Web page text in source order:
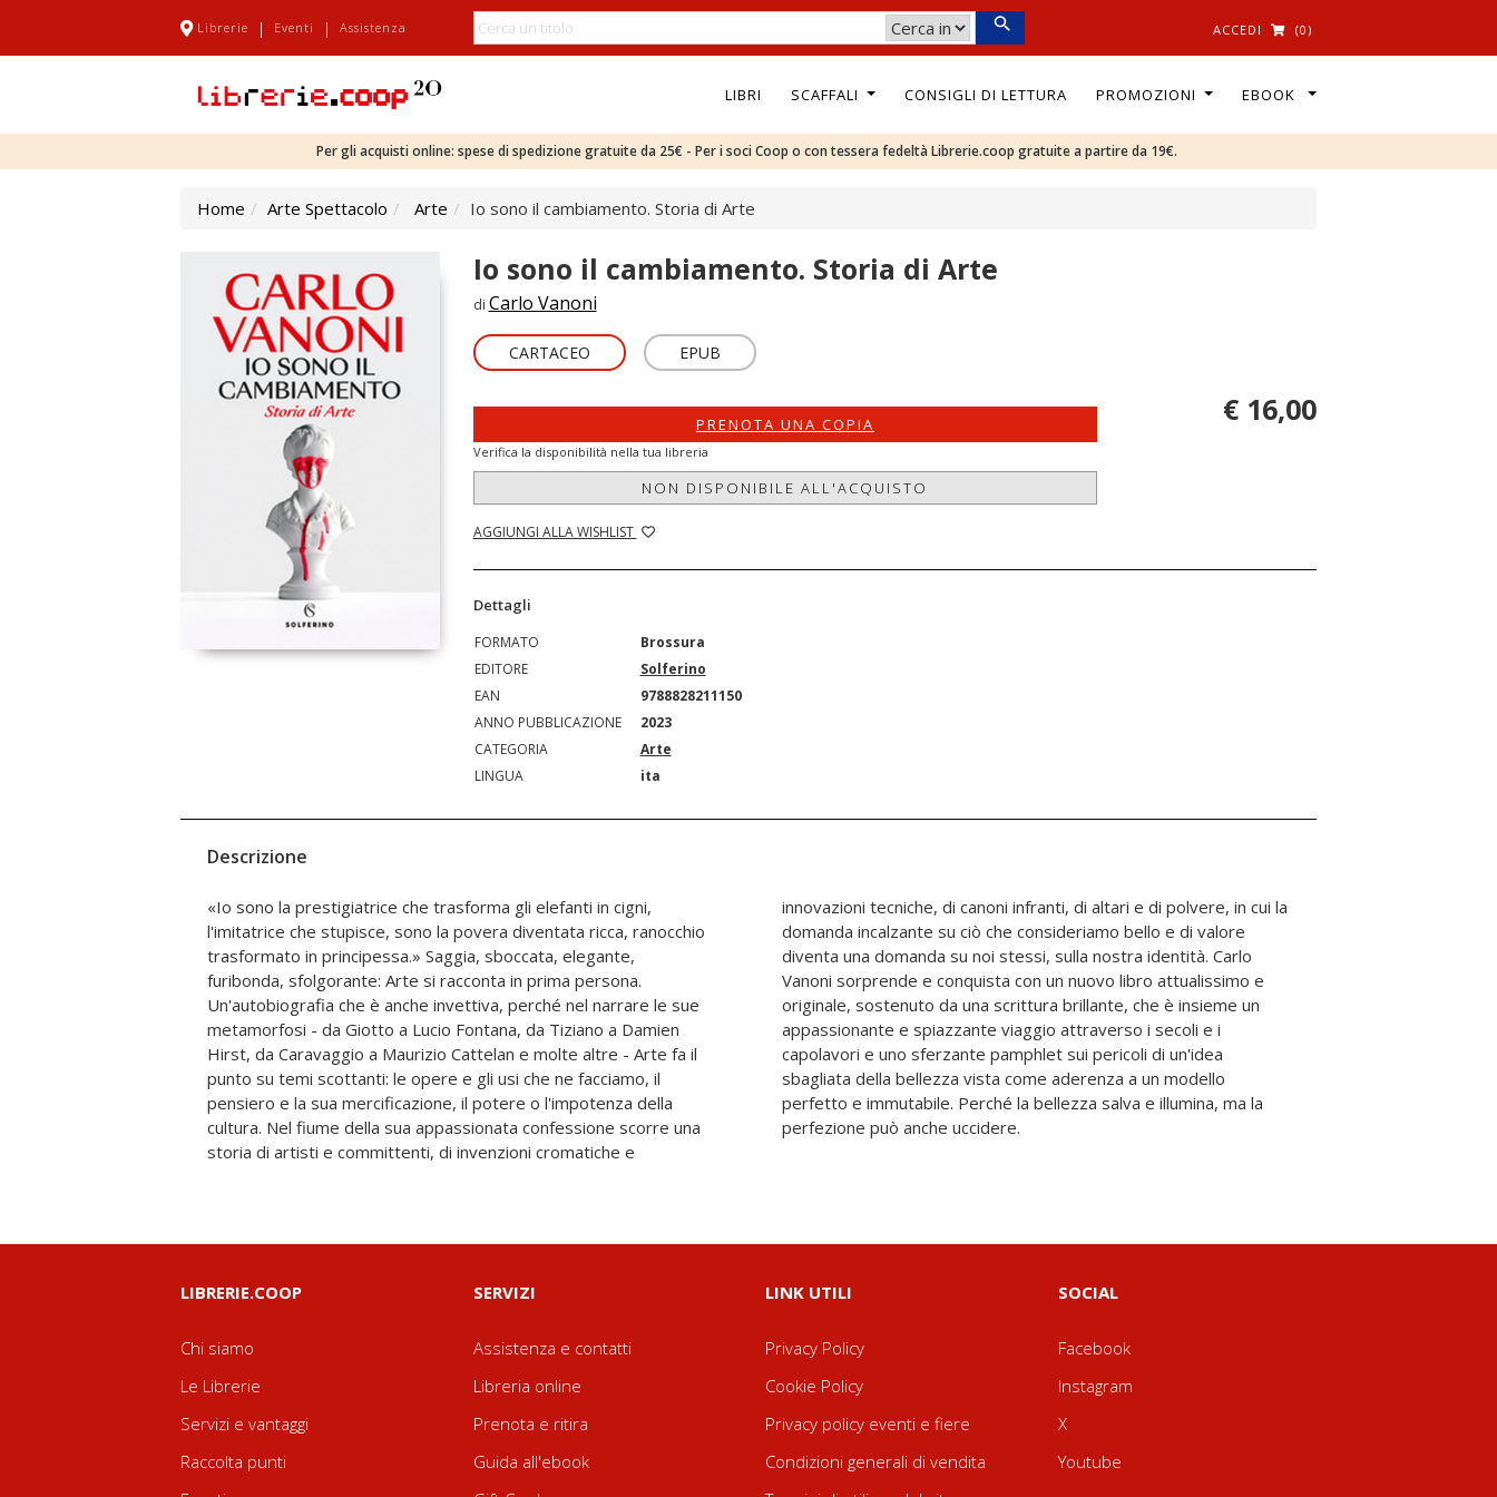
Librerie | Eventi | Assistenza ACCEDI (0)
LIBRI SCAFFALI CONSIGLI DI LETTURA PROMOZIONI EBOOK
Per gli acquisti online: spese di spedizione gratuite da 25€ - Per i soci Coop o con tessera fedeltà Librerie.coop gratuite a partire da 19€.
Home Arte Spettacolo Arte Io sono il cambiamento. Storia di Arte
Io sono il cambiamento. Storia di Arte
di Carlo Vanoni
CARTACEO EPUB
PRENOTA UNA COPIA
Verifica la disponibilità nella tua libreria
NON DISPONIBILE ALL'ACQUISTO
AGGIUNGI ALLA WISHLIST
€ 16,00
Dettagli
FORMATO
Brossura
EDITORE
Solferino
EAN
9788828211150
ANNO PUBBLICAZIONE
2023
CATEGORIA
Arte
LINGUA
ita
Descrizione
«Io sono la prestigiatrice che trasforma gli elefanti in cigni,
l'imitatrice che stupisce, sono la povera diventata ricca, ranocchio
trasformato in principessa.» Saggia, sboccata, elegante,
furibonda, sfolgorante: Arte si racconta in prima persona.
Un'autobiografia che è anche invettiva, perché nel narrare le sue
metamorfosi - da Giotto a Lucio Fontana, da Tiziano a Damien
Hirst, da Caravaggio a Maurizio Cattelan e molte altre - Arte fa il
punto su temi scottanti: le opere e gli usi che ne facciamo, il
pensiero e la sua mercificazione, il potere o l'impotenza della
cultura. Nel fiume della sua appassionata confessione scorre una
storia di artisti e committenti, di invenzioni cromatiche e
innovazioni tecniche, di canoni infranti, di altari e di polvere, in cui la
domanda incalzante su ciò che consideriamo bello e di valore
diventa una domanda su noi stessi, sulla nostra identità. Carlo
Vanoni sorprende e conquista con un nuovo libro attualissimo e
originale, sostenuto da una scrittura brillante, che è insieme un
appassionante e spiazzante viaggio attraverso i secoli e i
capolavori e uno sferzante pamphlet sui pericoli di un'idea
sbagliata della bellezza vista come aderenza a un modello
perfetto e immutabile. Perché la bellezza salva e illumina, ma la
perfezione può anche uccidere.
LIBRERIE.COOP
Chi siamo
Le Librerie
Servizi e vantaggi
Raccolta punti
SERVIZI
Assistenza e contatti
Libreria online
Prenota e ritira
Guida all'ebook
LINK UTILI
Privacy Policy
Cookie Policy
Privacy policy eventi e fiere
Condizioni generali di vendita
SOCIAL
Facebook
Instagram
X
Youtube